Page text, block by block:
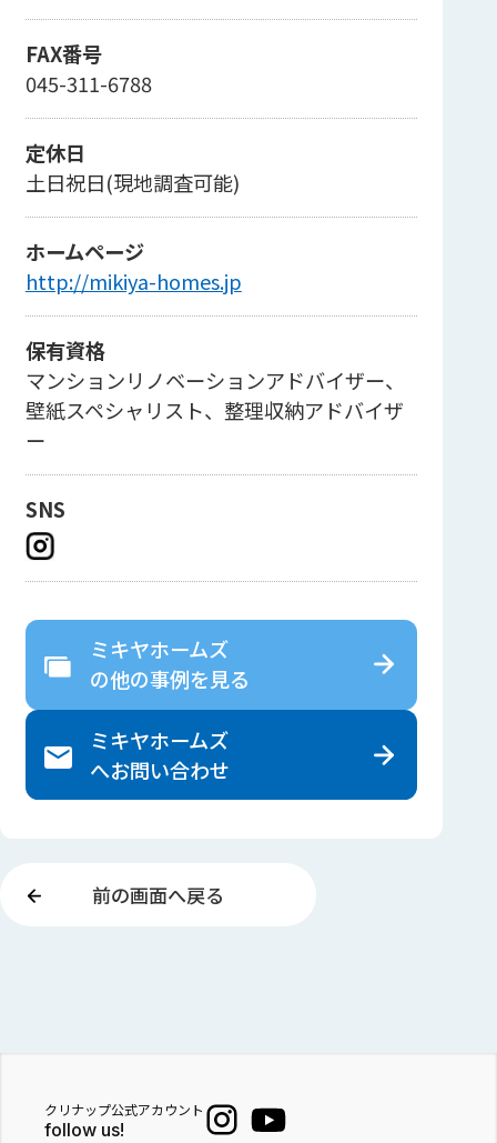
FAX番号
045-311-6788
定休日
土日祝日(現地調査可能)
ホームページ
http://mikiya-homes.jp
保有資格
マンションリノベーションアドバイザー、
壁紙スペシャリスト、整理収納アドバイザ
ー
SNS
ミキヤホームズ
の他の事例を見る
ミキヤホームズ
へお問い合わせ
前の画面へ戻る
クリナップ公式アカウント
follow us!